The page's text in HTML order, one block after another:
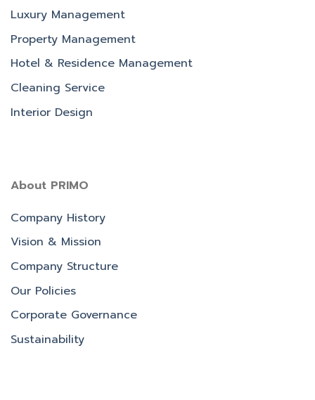
Luxury Management
Property Management
Hotel & Residence Management
Cleaning Service
Interior Design
About PRIMO
Company History
Vision & Mission
Company Structure
Our Policies
Corporate Governance
Sustainability